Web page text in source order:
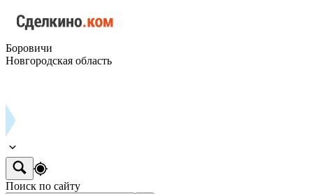
Боровичи
Новгородская область
Поиск по сайту